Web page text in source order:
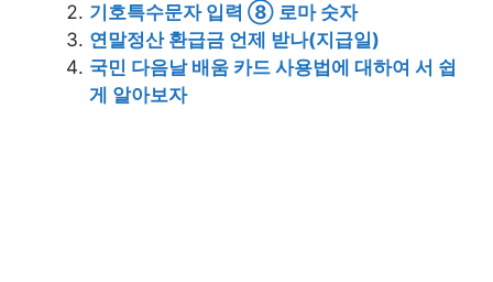
기호특수문자 입력 ⑧ 로마 숫자
연말정산 환급금 언제 받나(지급일)
국민 다음날 배움 카드 사용법에 대하여 서 쉽
게 알아보자